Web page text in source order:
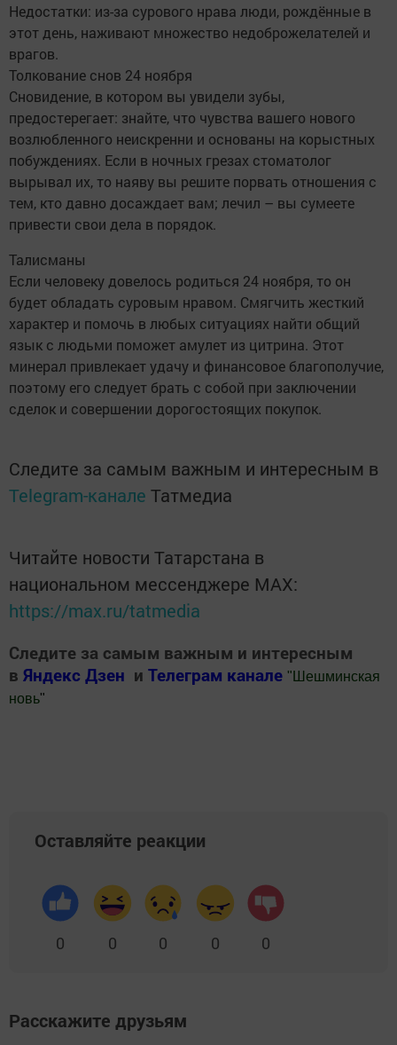
Недостатки: из-за сурового нрава люди, рождённые в
этот день, наживают множество недоброжелателей и
врагов.
Толкование снов 24 ноября
Сновидение, в котором вы увидели зубы,
предостерегает: знайте, что чувства вашего нового
возлюбленного неискренни и основаны на корыстных
побуждениях. Если в ночных грезах стоматолог
вырывал их, то наяву вы решите порвать отношения с
тем, кто давно досаждает вам; лечил – вы сумеете
привести свои дела в порядок.
Талисманы
Если человеку довелось родиться 24 ноября, то он
будет обладать суровым нравом. Смягчить жесткий
характер и помочь в любых ситуациях найти общий
язык с людьми поможет амулет из цитрина. Этот
минерал привлекает удачу и финансовое благополучие,
поэтому его следует брать с собой при заключении
сделок и совершении дорогостоящих покупок.
Следите за самым важным и интересным в
Telegram-канале Татмедиа
Читайте новости Татарстана в
национальном мессенджере MАХ:
https://max.ru/tatmedia
Следите за самым важным и интересным
в Яндекс Дзен и Телеграм канале " Шешминская
новь"
Оставляйте реакции
0 0 0 0 0
Расскажите друзьям